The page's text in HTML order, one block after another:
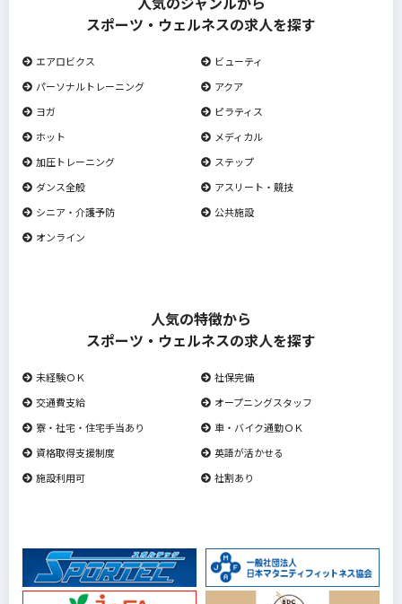
スポーツ・ウェルネスの求人を探す
エアロビクス
ビューティ
パーソナルトレーニング
アクア
ヨガ
ピラティス
ホット
メディカル
加圧トレーニング
ステップ
ダンス全般
アスリート・競技
シニア・介護予防
公共施設
オンライン
人気の特徴から
スポーツ・ウェルネスの求人を探す
未経験ＯＫ
社保完備
交通費支給
オープニングスタッフ
寮・社宅・住宅手当あり
車・バイク通勤ＯＫ
資格取得支援制度
英語が活かせる
施設利用可
社割あり